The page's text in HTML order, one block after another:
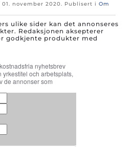
01. november 2020. Publisert i Om
ulike sider kan det annonseres
Redaksjonen aksepterer
godkjente produkter med
nyhetsbrev
och arbetsplats,
de annonser som